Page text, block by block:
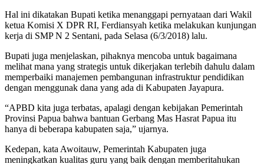
Hal ini dikatakan Bupati ketika menanggapi pernyataan dari Wakil
ketua Komisi X DPR RI, Ferdiansyah ketika melakukan kunjungan
kerja di SMP N 2 Sentani, pada Selasa (6/3/2018) lalu.
Bupati juga menjelaskan, pihaknya mencoba untuk bagaimana
melihat mana yang strategis untuk dikerjakan terlebih dahulu dalam
memperbaiki manajemen pembangunan infrastruktur pendidikan
dengan menggunak dana yang ada di Kabupaten Jayapura.
“APBD kita juga terbatas, apalagi dengan kebijakan Pemerintah
Provinsi Papua bahwa bantuan Gerbang Mas Hasrat Papua itu
hanya di beberapa kabupaten saja,” ujarnya.
Kedepan, kata Awoitauw, Pemerintah Kabupaten juga
meningkatkan kualitas guru yang baik dengan memberitahukan